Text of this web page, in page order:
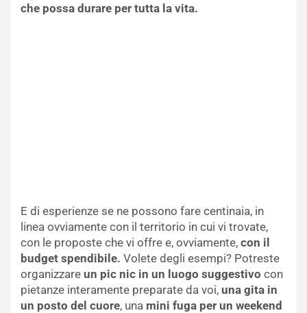
che possa durare per tutta la vita.
E di esperienze se ne possono fare centinaia, in
linea ovviamente con il territorio in cui vi trovate,
con le proposte che vi offre e, ovviamente, con il
budget spendibile. Volete degli esempi? Potreste
organizzare un pic nic in un luogo suggestivo con
pietanze interamente preparate da voi, una gita in
un posto del cuore, una mini fuga per un weekend